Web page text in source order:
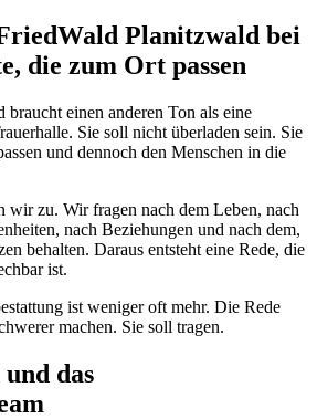
Planitzwald bei
die zum Ort passen
braucht einen anderen Ton als eine
Sie soll nicht überladen sein. Sie
und dennoch den Menschen in die
wir zu. Wir fragen nach dem Leben, nach
nach Beziehungen und nach dem,
behalten. Daraus entsteht eine Rede, die
ist.
ist weniger oft mehr. Die Rede
machen. Sie soll tragen.
das